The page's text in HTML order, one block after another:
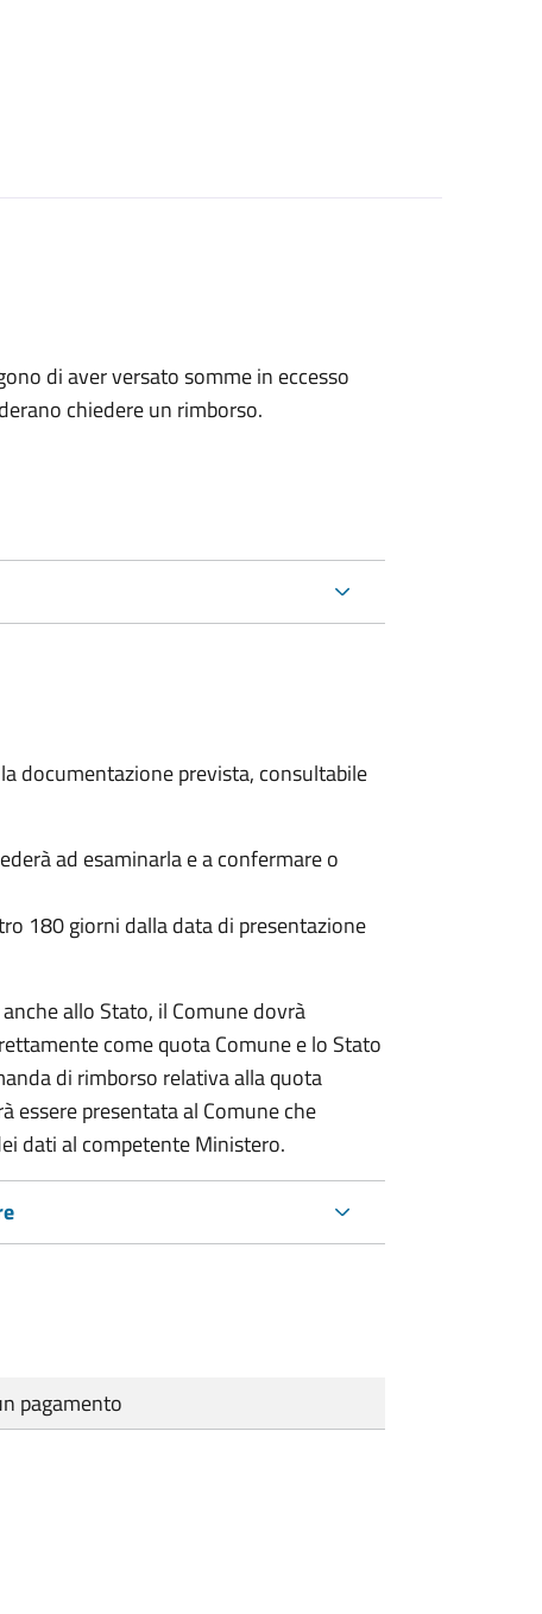
di aver versato somme in eccesso
chiedere un rimborso.
documentazione prevista, consultabile
ad esaminarla e a confermare o
180 giorni dalla data di presentazione
allo Stato, il Comune dovrà
come quota Comune e lo Stato
di rimborso relativa alla quota
essere presentata al Comune che
dati al competente Ministero.
pagamento